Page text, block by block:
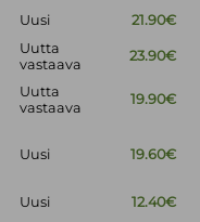
Uusi 21.90€
Uutta
vastaava
23.90€
Uutta
vastaava
19.90€
Uusi 19.60€
Uusi
12.40€